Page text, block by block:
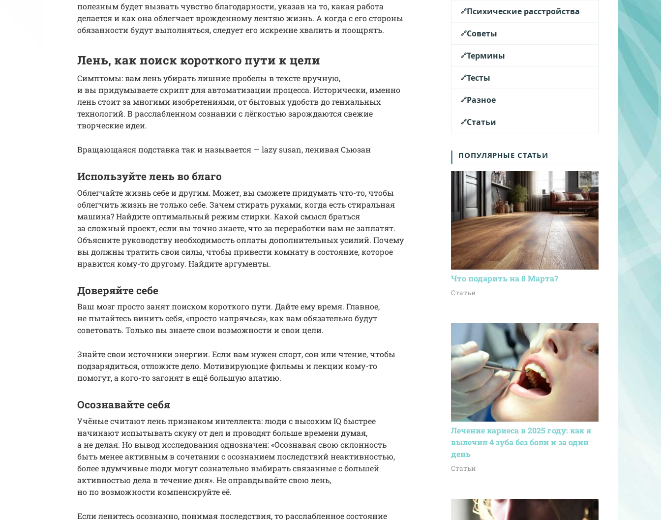
полезным будет вызвать чувство благодарности, указав на то, какая работа
делается и как она облегчает врожденному лентяю жизнь. А когда с его стороны
обязанности будут выполняться, следует его искренне хвалить и поощрять.
Лень, как поиск короткого пути к цели
Симптомы: вам лень убирать лишние пробелы в тексте вручную,
и вы придумываете скрипт для автоматизации процесса. Исторически, именно
лень стоит за многими изобретениями, от бытовых удобств до гениальных
технологий. В расслабленном сознании с лёгкостью зарождаются свежие
творческие идеи.
Вращающаяся подставка так и называется — lazy susan, ленивая Сьюзан
Используйте лень во благо
Облегчайте жизнь себе и другим. Может, вы сможете придумать что-то, чтобы
облегчить жизнь не только себе. Зачем стирать руками, когда есть стиральная
машина? Найдите оптимальный режим стирки. Какой смысл браться
за сложный проект, если вы точно знаете, что за переработки вам не заплатят.
Объясните руководству необходимость оплаты дополнительных усилий. Почему
вы должны тратить свои силы, чтобы привести комнату в состояние, которое
нравится кому-то другому. Найдите аргументы.
Доверяйте себе
Ваш мозг просто занят поиском короткого пути. Дайте ему время. Главное,
не пытайтесь винить себя, «просто напрячься», как вам обязательно будут
советовать. Только вы знаете свои возможности и свои цели.
Знайте свои источники энергии. Если вам нужен спорт, сон или чтение, чтобы
подзарядиться, отложите дело. Мотивирующие фильмы и лекции кому-то
помогут, а кого-то загонят в ещё большую апатию.
Осознавайте себя
Учёные считают лень признаком интеллекта: люди с высоким IQ быстрее
начинают испытывать скуку от дел и проводят больше времени думая,
а не делая. Но вывод исследования однозначен: «Осознавая свою склонность
быть менее активным в сочетании с осознанием последствий неактивностью,
более вдумчивые люди могут сознательно выбирать связанные с большей
активностью дела в течение дня». Не оправдывайте свою лень,
но по возможности компенсируйте её.
Если ленитесь осознанно, понимая последствия, то расслабленное состояние
Психические расстройства
Советы
Термины
Тесты
Разное
Статьи
ПОПУЛЯРНЫЕ СТАТЬИ
Что подарить на 8 Марта?
Статьи
Лечение кариеса в 2025 году: как я
вылечил 4 зуба без боли и за один
день
Статьи